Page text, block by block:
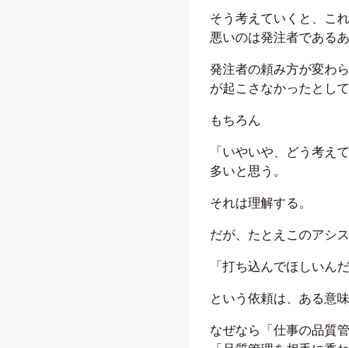
そう考えていくと、こ
悪いのは発注者であるあ
発注者の頼み方が変わ
が起こさなかったとし
もちろん
「いやいや、どう考え
多いと思う。
それは理解する。
だが、たとえこのアシ
「打ち込んでほしいんだ
という依頼は、ある意
なぜなら「仕事の品質